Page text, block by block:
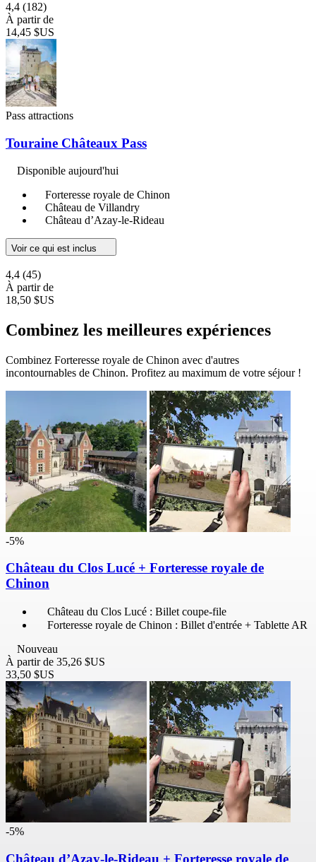
4,4 (182)
À partir de
14,45 $US
Pass attractions
Touraine Châteaux Pass
Disponible aujourd'hui
Forteresse royale de Chinon
Château de Villandry
Château d’Azay-le-Rideau
Voir ce qui est inclus
4,4 (45)
À partir de
18,50 $US
Combinez les meilleures expériences
Combinez Forteresse royale de Chinon avec d'autres
incontournables de Chinon. Profitez au maximum de votre séjour !
-5%
Château du Clos Lucé + Forteresse royale de
Chinon
Château du Clos Lucé : Billet coupe-file
Forteresse royale de Chinon : Billet d'entrée + Tablette AR
Nouveau
À partir de 35,26 $US
33,50 $US
-5%
Château d’Azay-le-Rideau + Forteresse royale de